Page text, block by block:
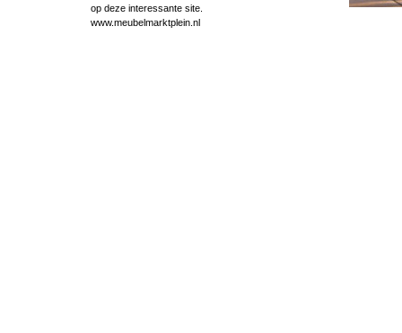
op deze interessante site.
www.meubelmarktplein.nl